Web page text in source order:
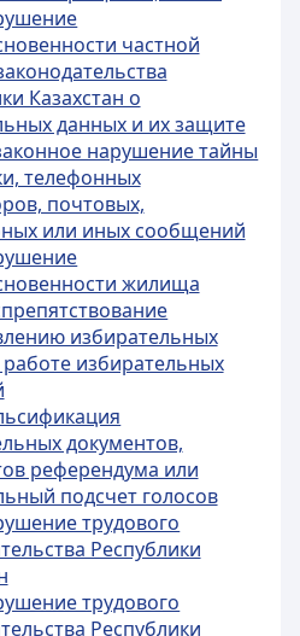
частной
Казахстан о
данных и их защите
нарушение тайны
телефонных
почтовых,
или иных сообщений
жилища
избирательных
избирательных
документов,
референдума или
подсчет голосов
трудового
Республики
трудового
Республики